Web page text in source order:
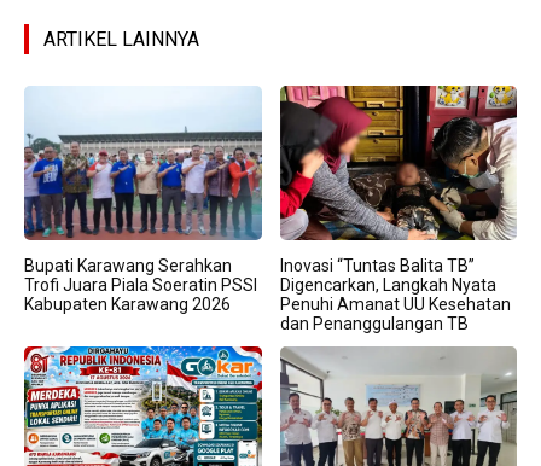
ARTIKEL LAINNYA
Bupati Karawang Serahkan
Trofi Juara Piala Soeratin PSSI
Kabupaten Karawang 2026
Inovasi “Tuntas Balita TB”
Digencarkan, Langkah Nyata
Penuhi Amanat UU Kesehatan
dan Penanggulangan TB